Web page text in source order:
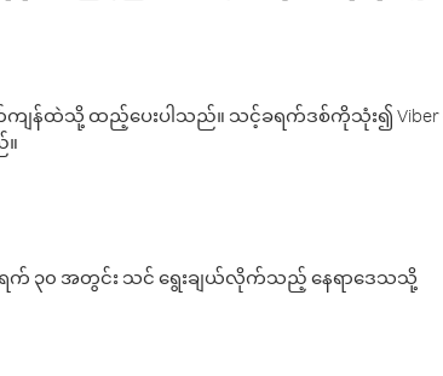
ျန်ထဲသို့ ထည့်ပေးပါသည်။ သင့်ခရက်ဒစ်ကိုသုံး၍
။
ရက် ၃၀ အတွင်း သင် ရွေးချယ်လိုက်သည့် နေရာဒေသသို့